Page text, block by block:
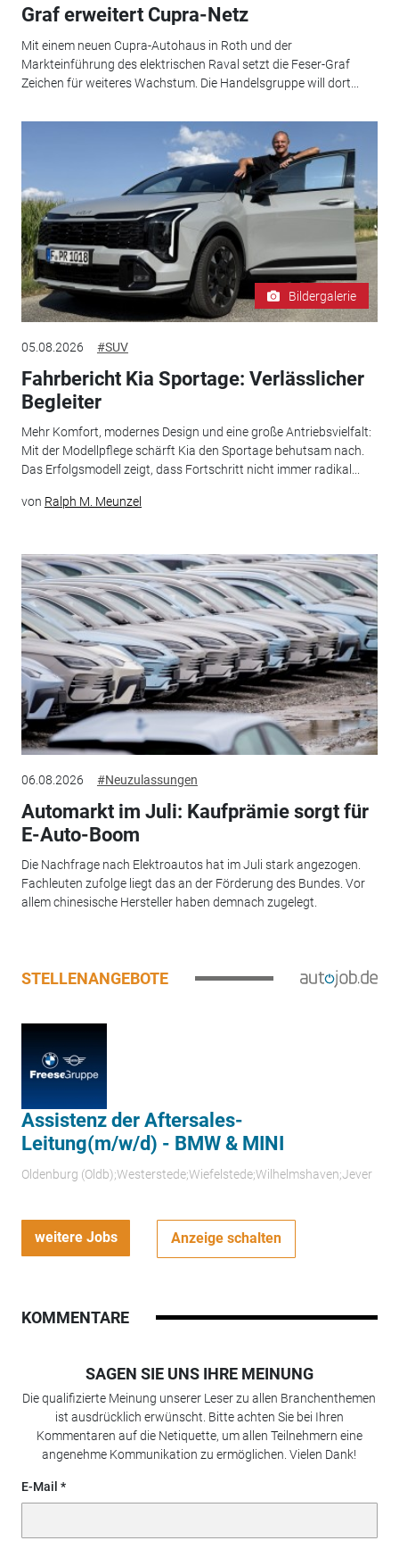
Graf erweitert Cupra-Netz
Mit einem neuen Cupra-Autohaus in Roth und der
Markteinführung des elektrischen Raval setzt die Feser-Graf
Zeichen für weiteres Wachstum. Die Handelsgruppe will dort...
Bildergalerie
05.08.2026 #SUV
Fahrbericht Kia Sportage: Verlässlicher
Begleiter
Mehr Komfort, modernes Design und eine große Antriebsvielfalt:
Mit der Modellpflege schärft Kia den Sportage behutsam nach.
Das Erfolgsmodell zeigt, dass Fortschritt nicht immer radikal...
von Ralph M. Meunzel
06.08.2026 #Neuzulassungen
Automarkt im Juli: Kaufprämie sorgt für
E-Auto-Boom
Die Nachfrage nach Elektroautos hat im Juli stark angezogen.
Fachleuten zufolge liegt das an der Förderung des Bundes. Vor
allem chinesische Hersteller haben demnach zugelegt.
STELLENANGEBOTE
Assistenz der Aftersales-
Leitung(m/w/d) - BMW & MINI
Oldenburg (Oldb);Westerstede;Wiefelstede;Wilhelmshaven;Jever
weitere Jobs Anzeige schalten
KOMMENTARE
SAGEN SIE UNS IHRE MEINUNG
Die qualifizierte Meinung unserer Leser zu allen Branchenthemen
ist ausdrücklich erwünscht. Bitte achten Sie bei Ihren
Kommentaren auf die Netiquette, um allen Teilnehmern eine
angenehme Kommunikation zu ermöglichen. Vielen Dank!
E-Mail